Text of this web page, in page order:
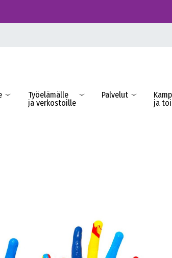
Työelämälle
ja verkostoille
Palvelut
ja